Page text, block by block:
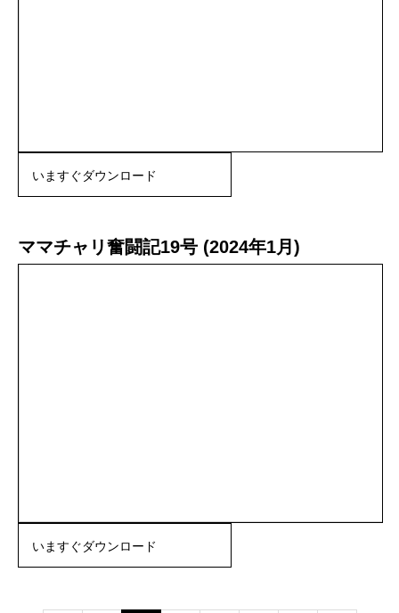
いますぐダウンロード
ママチャリ奮闘記19号 (2024年1月)
いますぐダウンロード